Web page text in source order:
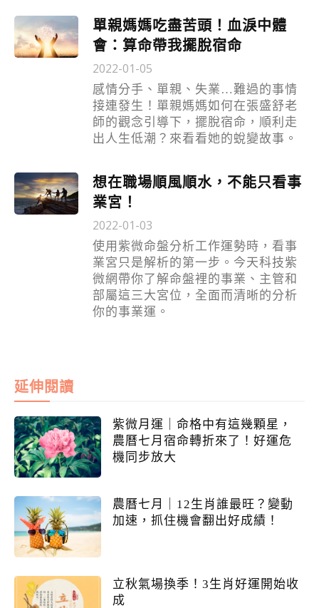
單親媽媽吃盡苦頭！血淚中體
會：算命帶我擺脫宿命
2022-01-05
感情分手、單親、失業…難過的事情
接連發生！單親媽媽如何在張盛舒老
師的觀念引導下，擺脫宿命，順利走
出人生低潮？來看看她的蛻變故事。
想在職場順風順水，不能只看事
業宮！
2022-01-03
使用紫微命盤分析工作運勢時，看事
業宮只是解析的第一步。今天科技紫
微網帶你了解命盤裡的事業、主管和
部屬這三大宮位，全面而清晰的分析
你的事業運。
延伸閱讀
紫微月運｜命格中有這幾顆星，
農曆七月宿命轉折來了！好運危
機同步放大
農曆七月｜12生肖誰最旺？變動
加速，抓住機會翻出好成績！
立秋氣場換季！3生肖好運開始收
成